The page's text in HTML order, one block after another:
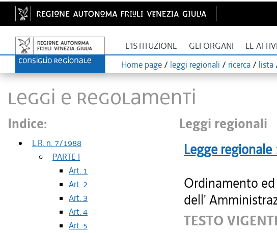
L'ISTITUZIONE GLI ORGANI LE
Home page / leggi regionali / ricerca / lista
LEGGI E REGOLAMENTI
Indice:
L.R. n. 7/1988
PARTE I
Art. 1
Art. 2
Art. 3
Art. 4
Art. 5
Leggi regionali
Legge regionale
Ordinamento
dell'
TESTO